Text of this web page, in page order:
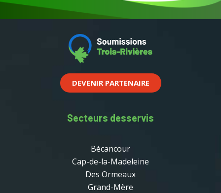
DEVENIR PARTENAIRE
Secteurs desservis
Bécancour
Cap-de-la-Madeleine
Des Ormeaux
Grand-Mère